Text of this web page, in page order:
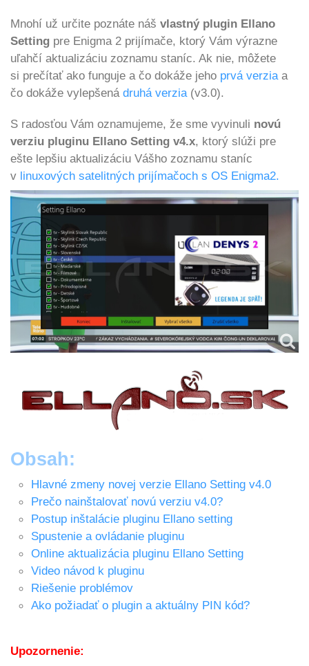
Mnohí už určite poznáte náš vlastný plugin Ellano
Setting pre Enigma 2 prijímače, ktorý Vám výrazne
uľahčí aktualizáciu zoznamu staníc. Ak nie, môžete
si prečítať ako funguje a čo dokáže jeho prvá verzia a
čo dokáže vylepšená druhá verzia (v3.0).
S radosťou Vám oznamujeme, že sme vyvinuli novú
verziu pluginu Ellano Setting v4.x, ktorý slúži pre
ešte lepšiu aktualizáciu Vášho zoznamu staníc
v linuxových satelitných prijímačoch s OS Enigma2.
Obsah:
Hlavné zmeny novej verzie Ellano Setting v4.0
Prečo nainštalovať novú verziu v4.0?
Postup inštalácie pluginu Ellano setting
Spustenie a ovládanie pluginu
Online aktualizácia pluginu Ellano Setting
Video návod k pluginu
Riešenie problémov
Ako požiadať o plugin a aktuálny PIN kód?
Upozornenie: